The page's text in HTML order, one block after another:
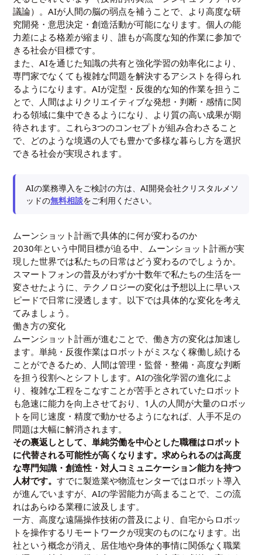
議論）。AIが人間の脳の弱点を補うことで、より高度な研
究開発・意思決定・創造活動が可能になります。個人の能
力差による格差が縮まり、誰もが高度な知的作業に参加で
きる社会が目標です。
また、AIを通じた知識の共有と強化学習の効率化により、
専門家でなくても複雑な問題を解決するアシストを得られ
るようになります。AIが定型・反復的な知的作業を担うこ
とで、人間はよりクリエイティブな発想・判断・感情に関
わる領域に集中できるようになり、より質の高い成果が期
待されます。これら3つのコンセプトが組み合わさること
で、どのような境遇の人でも豊かで多様な暮らし方を選択
できる社会が実現されます。
AIの業務導入をご検討の方は、AI開発会社クリスタルメソ
ッドの無料相談をご利用ください。
ムーンショット計画で具体的に何が変わるのか
2030年という中間目標が迫る中、ムーンショット計画が実
現した世界では私たちの日常はどう変わるのでしょうか。
スマートフォンの普及がわずか十数年で私たちの生活を一
変させたように、テクノロジーの変化は予想以上に早いス
ピードで日常に浸透します。以下では具体的な変化を考え
てみましょう。
働き方の変化
ムーンショット計画が進むことで、働き方の変化は加速し
ます。単純・反復作業はロボットがミスなく稼働し続ける
ことができるため、人間は管理・監督・整備・高度な判断
を担う役割へとシフトします。AIの強化学習の進化によ
り、複雑な工程をこなすことが苦手とされていたロボット
も急速に能力を向上させており、1人の人間が大量のロボッ
トを同じ速度・精度で動かせるようになれば、人手不足の
問題は大幅に解消されます。
その裏返しとして、単純労働を中心とした職種はロボット
に代替される可能性が高くなります。求められるのは高度
な専門知識・創造性・対人コミュニケーション能力を持つ
人材です。すでに製造業や物流センターではロボット導入
が進んでいますが、AIの学習能力が高まることで、この流
れはあらゆる業種に波及します。
一方、高度な遠隔操作技術の普及により、自宅からロボッ
トを操作するリモートワークが現実のものになります。出
社という概念が消え、居住地や身体的事情に関係なく職業